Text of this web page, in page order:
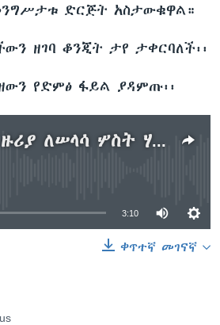
ድርጅት አስታውቁዋል።
ዘገባ ቆንጂት ታየ ታቀርባለች፡፡
የድምፅ ፋይል ያዳምጡ፡፡
ተመድ በዓለም ዙሪያ ለሠላሳ ሦስት ሃገሮች የገንዘብ ድጋፍ ጠየቀ
source currently available
3:10
ቀጥተኛ መገናኛ